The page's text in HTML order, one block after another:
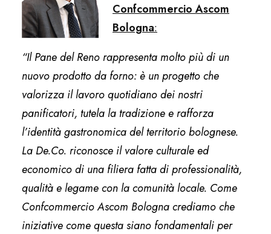
Confcommercio Ascom
Bologna:
“Il Pane del Reno rappresenta molto più di un
nuovo prodotto da forno: è un progetto che
valorizza il lavoro quotidiano dei nostri
panificatori, tutela la tradizione e rafforza
l’identità gastronomica del territorio bolognese.
La De.Co. riconosce il valore culturale ed
economico di una filiera fatta di professionalità,
qualità e legame con la comunità locale. Come
Confcommercio Ascom Bologna crediamo che
iniziative come questa siano fondamentali per